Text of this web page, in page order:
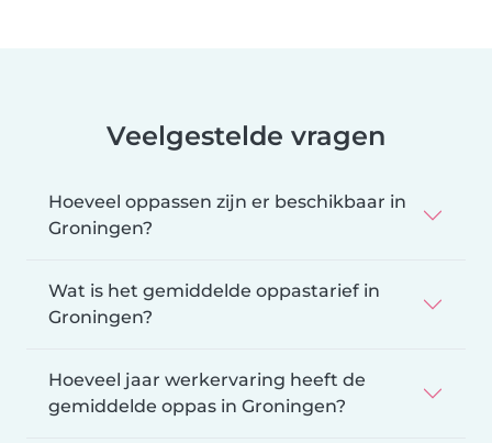
Veelgestelde vragen
Hoeveel oppassen zijn er beschikbaar in
Groningen?
Wat is het gemiddelde oppastarief in
Groningen?
Hoeveel jaar werkervaring heeft de
gemiddelde oppas in Groningen?